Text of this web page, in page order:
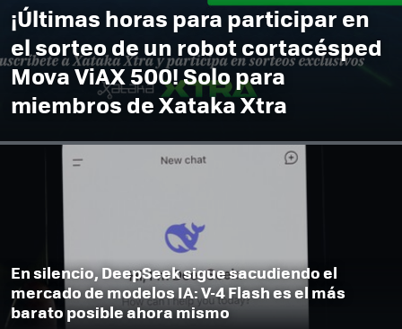
¡Últimas horas para participar en
el sorteo de un robot cortacésped
Mova ViAX 500! Solo para
miembros de Xataka Xtra
En silencio, DeepSeek sigue sacudiendo el
mercado de modelos IA: V-4 Flash es el más
barato posible ahora mismo